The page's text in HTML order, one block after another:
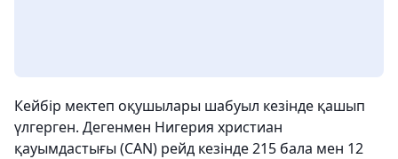
Кейбір мектеп оқушылары шабуыл кезінде қашып
үлгерген. Дегенмен Нигерия христиан
қауымдастығы (CAN) рейд кезінде 215 бала мен 12